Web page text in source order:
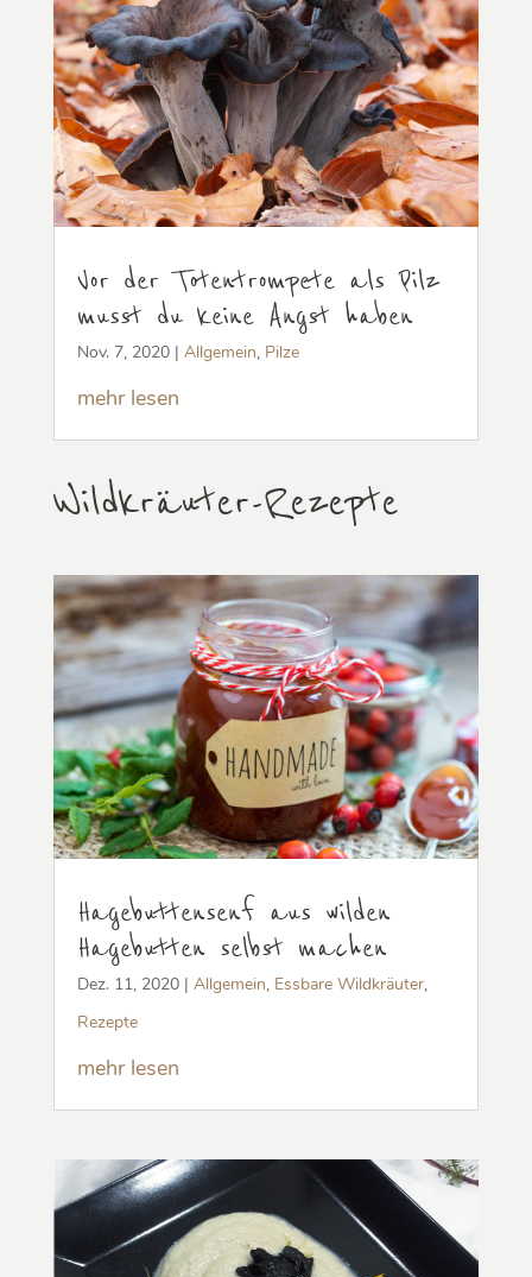
Vor der Totentrompete als Pilz
musst du keine Angst haben
Nov. 7, 2020| Allgemein, Pilze
mehr lesen
Wildkräuter-Rezepte
Hagebuttensenf aus wilden
Hagebutten selbst machen
Dez. 11, 2020| Allgemein, Essbare Wildkräuter,
Rezepte
mehr lesen